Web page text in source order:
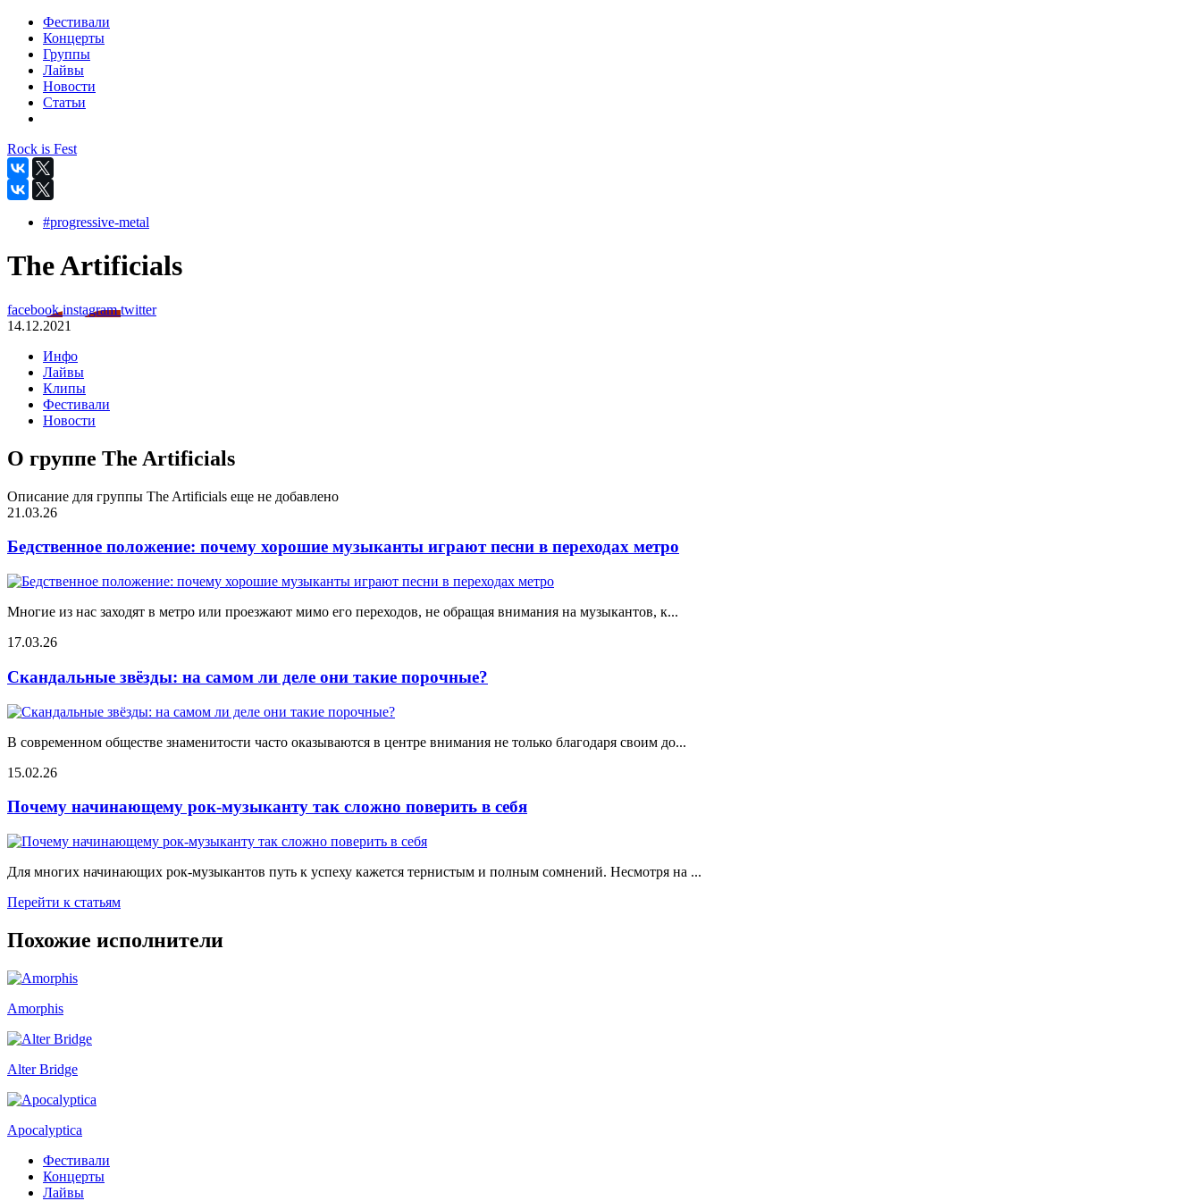
Фестивали
Концерты
Группы
Лайвы
Новости
Статьи
Rock is Fest
#progressive-metal
The Artificials
facebookinstagramtwitter
14.12.2021
Инфо
Лайвы
Клипы
Фестивали
Новости
О группе The Artificials
Описание для группы The Artificials еще не добавлено
21.03.26
Бедственное положение: почему хорошие музыканты играют песни в переходах метро
Многие из нас заходят в метро или проезжают мимо его переходов, не обращая внимания на музыкантов, к...
17.03.26
Скандальные звёзды: на самом ли деле они такие порочные?
В современном обществе знаменитости часто оказываются в центре внимания не только благодаря своим до...
15.02.26
Почему начинающему рок-музыканту так сложно поверить в себя
Для многих начинающих рок-музыкантов путь к успеху кажется тернистым и полным сомнений. Несмотря на ...
Перейти к статьям
Похожие исполнители
Amorphis
Alter Bridge
Apocalyptica
Фестивали
Концерты
Лайвы